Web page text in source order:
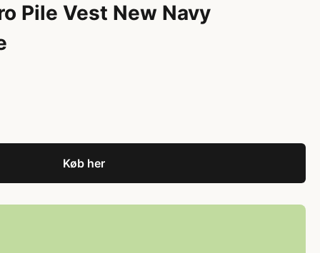
Pile Vest New Navy
Køb her